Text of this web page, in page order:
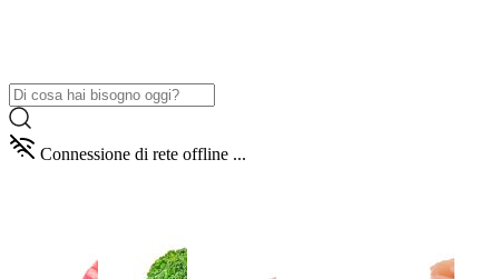
Connessione di rete offline ...